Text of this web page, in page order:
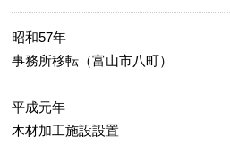
昭和57年
事務所移転（富山市八町）
平成元年
木材加工施設設置